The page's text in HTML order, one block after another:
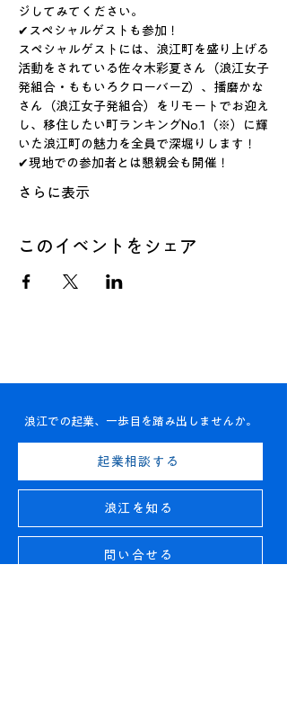
ジしてみてください。
✔スペシャルゲストも参加！
スペシャルゲストには、浪江町を盛り上げる
活動をされている佐々木彩夏さん（浪江女子
発組合・ももいろクローバーZ）、播磨かな
さん（浪江女子発組合）をリモートでお迎え
し、移住したい町ランキングNo.1（※）に輝
いた浪江町の魅力を全員で深堀りします！
✔現地での参加者とは懇親会も開催！
さらに表示
このイベントをシェア
浪江での起業、一歩目を踏み出しませんか。
起業相談する
浪江を知る
問い合せる